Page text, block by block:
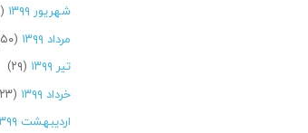
شهریور ۱۳۹۹
(۴۸)
مرداد ۱۳۹۹
(۵۰)
تیر ۱۳۹۹
(۲۹)
خرداد ۱۳۹۹
(۲۳)
اردیبهشت ۱۳۹۹